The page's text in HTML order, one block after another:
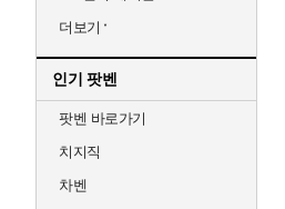
더보기
인기 팟벤
팟벤 바로가기
치지직
차벤